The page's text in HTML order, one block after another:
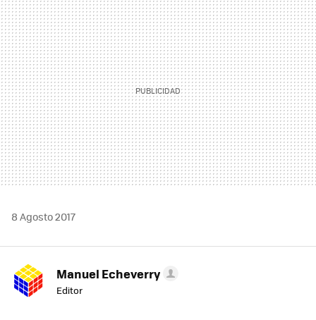
MAIL
8 Agosto 2017
Manuel Echeverry
Editor